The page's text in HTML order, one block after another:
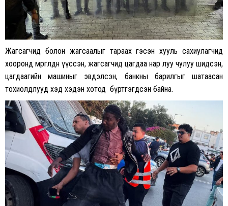
Жагсагчид болон жагсаалыг тараах гэсэн хууль сахиулагчид
хооронд мөргөлдөөн үүссэн, жагсагчид цагдаа нар луу чулуу шидсэн,
цагдаагийн машиныг эвдэлсэн, банкны барилгыг шатаасан
тохиолдлууд хэд хэдэн хотод бүртгэгдсэн байна.